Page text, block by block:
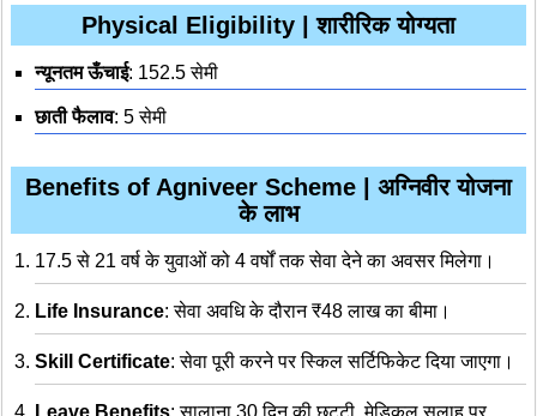
Physical Eligibility | शारीरिक योग्यता
न्यूनतम ऊँचाई: 152.5 सेमी
छाती फैलाव: 5 सेमी
Benefits of Agniveer Scheme | अग्निवीर योजना
के लाभ
17.5 से 21 वर्ष के युवाओं को 4 वर्षों तक सेवा देने का अवसर मिलेगा।
Life Insurance: सेवा अवधि के दौरान ₹48 लाख का बीमा।
Skill Certificate: सेवा पूरी करने पर स्किल सर्टिफिकेट दिया जाएगा।
Leave Benefits: सालाना 30 दिन की छुट्टी, मेडिकल सलाह पर